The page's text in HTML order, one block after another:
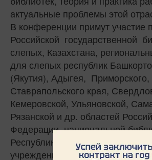
актуальные проблемы этой
В конференции примут участие
Российской государственной
слепых, Казахстана,
для слепых республик
(Якутия), Адыгея, Приморского,
Ставрапольского края,
Кемеровской, Ульяновской,
Рязанской и др. областей
Федерации, национальной
Республики Крым, специалисты
учреждений культуры